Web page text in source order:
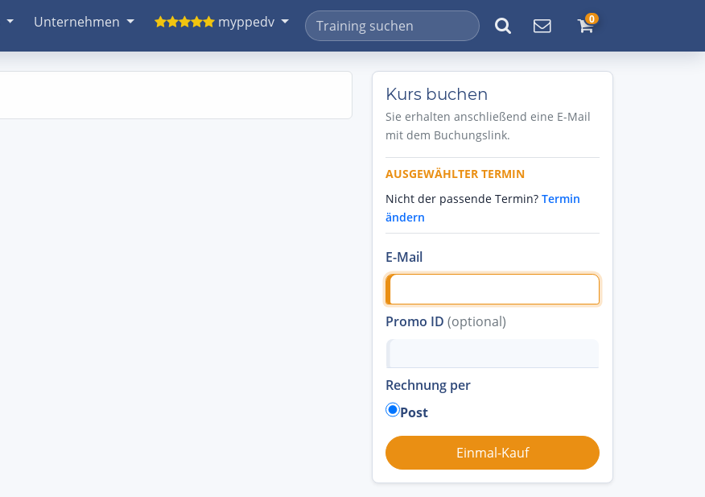
Unternehmen myppedv 0
Kurs buchen
Sie erhalten anschließend eine E-Mail
mit dem Buchungslink.
AUSGEWÄHLTER TERMIN
Nicht der passende Termin? Termin
ändern
E-Mail
Promo ID (optional)
Rechnung per
Post